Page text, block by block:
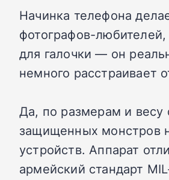
Начинка телефона
фотографов-
для галочки — он
немного расстраивает
Да, по размерам и весу
защищенных монстров
устройств. Аппарат
армейский стандарт